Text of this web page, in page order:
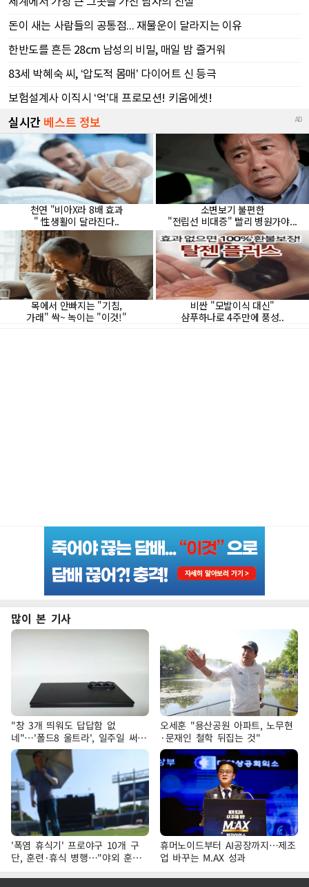
많이 본 기사
"창 3개 띄워도 답답함 없
네"…'폴드8 울트라', 일주일 써보
니
오세훈 "용산공원 아파트, 노무현
·문재인 철학 뒤집는 것"
'폭염 휴식기' 프로야구 10개 구
단, 훈련·휴식 병행…"야외 훈련
해도 안전 최우선"
휴머노이드부터 AI공장까지…제조
업 바꾸는 M.AX 성과